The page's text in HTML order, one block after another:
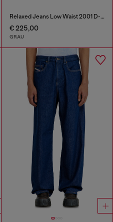
Relaxed Jeans Low Waist 2001 D-Macro
€ 225,00
GRAU